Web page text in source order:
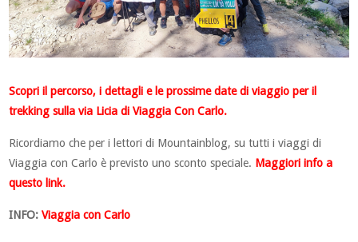
Scopri il percorso, i dettagli e le prossime date di viaggio per il
trekking sulla via Licia di Viaggia Con Carlo.
Ricordiamo che per i lettori di Mountainblog, su tutti i viaggi di
Viaggia con Carlo è previsto uno sconto speciale. Maggiori info a
questo link.
INFO: Viaggia con Carlo